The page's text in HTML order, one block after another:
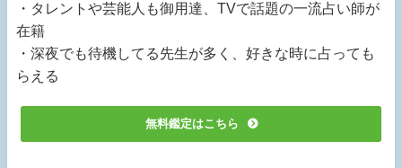
・タレントや芸能人も御用達、TVで話題の一流占い師が
在籍
・深夜でも待機してる先生が多く、好きな時に占っても
らえる
無料鑑定はこちら